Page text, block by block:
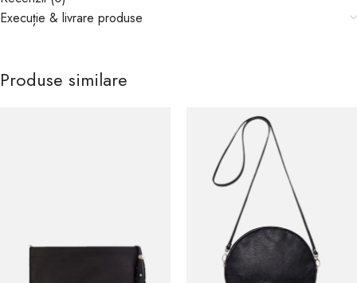
Execuție & livrare produse
Produse similare